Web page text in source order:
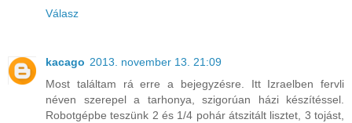
Válasz
kacago 2013. november 13. 21:09
Most találtam rá erre a bejegyzésre. Itt Izraelben fervli
néven szerepel a tarhonya, szigorúan házi készítéssel.
Robotgépbe teszünk 2 és 1/4 pohár átszitált lisztet, 3 tojást,